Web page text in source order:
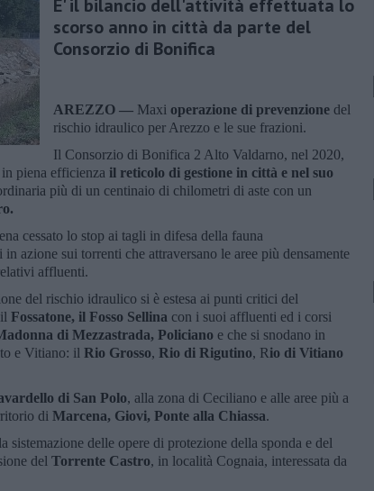
E' il bilancio dell'attività effettuata lo
scorso anno in città da parte del
Consorzio di Bonifica
AREZZO — Maxi operazione di prevenzione del
rischio idraulico per Arezzo e le sue frazioni.
Il Consorzio di Bonifica 2 Alto Valdarno, nel 2020,
piena efficienza il reticolo di gestione in città e nel suo
più di un centinaio di chilometri di aste con un
cessato lo stop ai tagli in difesa della fauna
azione sui torrenti che attraversano le aree più densamente
affluenti.
del rischio idraulico si è estesa ai punti critici del
Fossatone, il Fosso Sellina con i suoi affluenti ed i corsi
di Mezzastrada, Policiano e che si snodano in
e Vitiano: il Rio Grosso, Rio di Rigutino, Rio di Vitiano
di San Polo, alla zona di Ceciliano e alle aree più a
di Marcena, Giovi, Ponte alla Chiassa.
sistemazione delle opere di protezione della sponda e del
del Torrente Castro, in località Cognaia, interessata da